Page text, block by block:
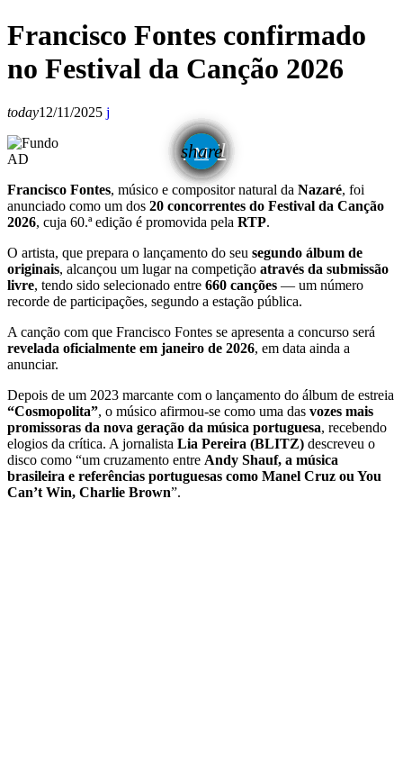
Francisco Fontes confirmado
no Festival da Canção 2026
today12/11/2025
share
email
AD
Francisco Fontes, músico e compositor natural da Nazaré, foi
anunciado como um dos 20 concorrentes do Festival da Canção
2026, cuja 60.ª edição é promovida pela RTP.
O artista, que prepara o lançamento do seu segundo álbum de
originais, alcançou um lugar na competição através da submissão
livre, tendo sido selecionado entre 660 canções — um número
recorde de participações, segundo a estação pública.
A canção com que Francisco Fontes se apresenta a concurso será
revelada oficialmente em janeiro de 2026, em data ainda a
anunciar.
Depois de um 2023 marcante com o lançamento do álbum de estreia
“Cosmopolita”, o músico afirmou-se como uma das vozes mais
promissoras da nova geração da música portuguesa, recebendo
elogios da crítica. A jornalista Lia Pereira (BLITZ) descreveu o
disco como “um cruzamento entre Andy Shauf, a música
brasileira e referências portuguesas como Manel Cruz ou You
Can’t Win, Charlie Brown”.